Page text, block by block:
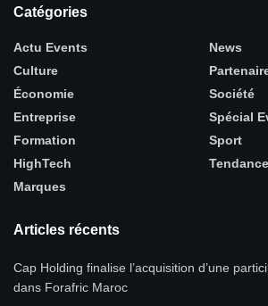
Catégories
Actu Events
Culture
Économie
Entreprise
Formation
HighTech
Marques
News
Société
Spécial
Sport
Articles récents
Cap Holding finalise l’acquisition d’une
dans Forafric Maroc